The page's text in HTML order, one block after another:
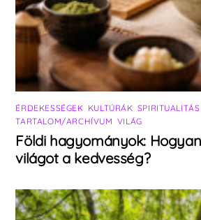
ÉRDEKESSÉGEK KULTÚRÁK SPIRITUALITÁS
TARTALOM/ARCHÍVUM VILÁG
Földi hagyományok:
világot a kedvesség?